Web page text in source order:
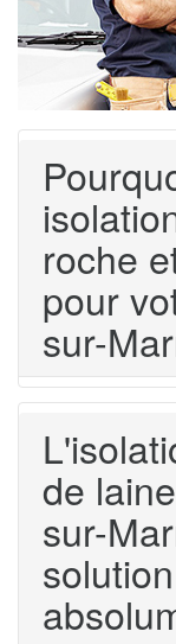
roche
pour
sur-
de
sur-